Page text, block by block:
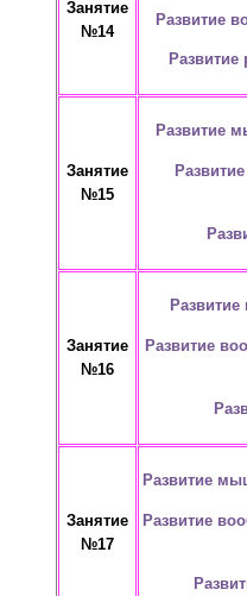
Занятие
№14
Развитие
Занятие
№15
Развитие
Занятие
№16
Развитие
Занятие
№17
Развитие
Развитие